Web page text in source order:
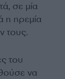
σε μία
η ηρεμία
τους.
του
να